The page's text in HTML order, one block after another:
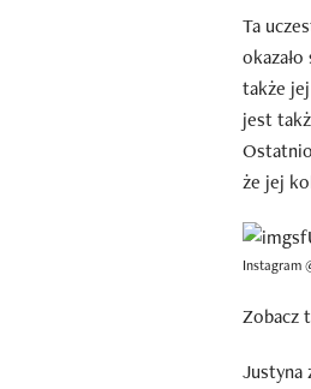
Ta
także
jest
że jej
Instagram
Zobacz
Justyna